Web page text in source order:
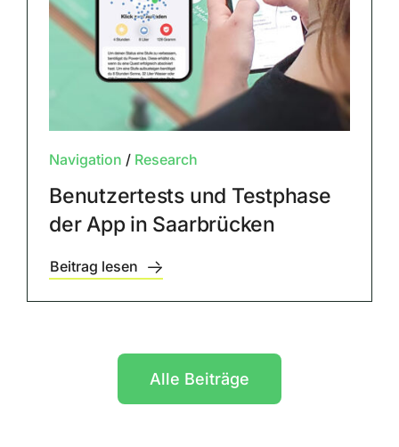
Navigation / Research
Benutzertests und Testphase
der App in Saarbrücken
Beitrag lesen
Alle Beiträge